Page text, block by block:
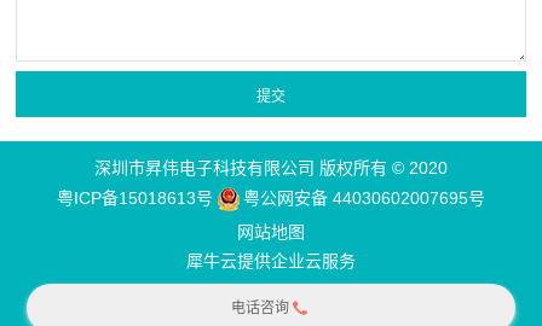
深圳市昇伟电子科技有限公司 版权所有 © 2020
粤ICP备15018613号
粤公网安备 44030602007695号
网站地图
犀牛云提供企业云服务
电话咨询